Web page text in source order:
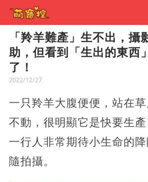
「羚羊難產」生不出，攝
助，但看到「生出的東西
了！
2022/12/27
一只羚羊大腹便便，站在
不動，很明顯它是快要生
一行人非常期待小生命的
隨拍攝。